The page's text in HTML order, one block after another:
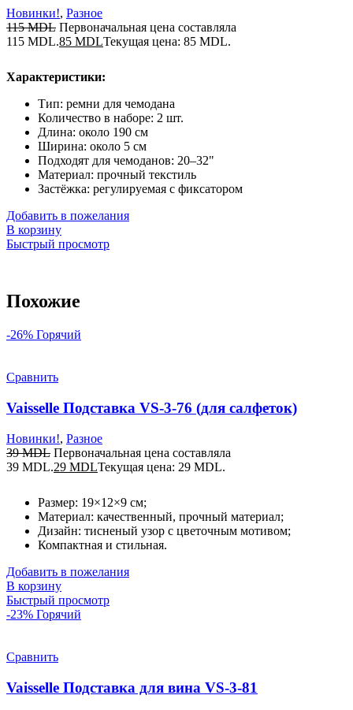
Новинки!, Разное
115MDL Первоначальная цена составляла
115 MDL.85 MDLТекущая цена: 85 MDL.
Характеристики:
Тип: ремни для чемодана
Количество в наборе: 2 шт.
Длина: около 190 см
Ширина: около 5 см
Подходят для чемоданов: 20–32"
Материал: прочный текстиль
Застёжка: регулируемая с фиксатором
Добавить в пожелания
В корзину
Быстрый просмотр
Похожие
-26% Горячий
Сравнить
Vaisselle Подставка VS-3-76 (для салфеток)
Новинки!, Разное
39MDL Первоначальная цена составляла
39 MDL.29 MDLТекущая цена: 29 MDL.
Размер: 19×12×9 см;
Материал: качественный, прочный материал;
Дизайн: тисненый узор с цветочным мотивом;
Компактная и стильная.
Добавить в пожелания
В корзину
Быстрый просмотр
-23% Горячий
Сравнить
Vaisselle Подставка для вина VS-3-81